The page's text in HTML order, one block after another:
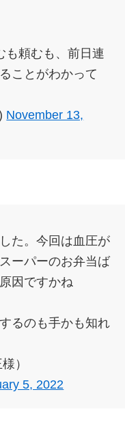
も頼むも、前日連
ことがわかって
November 13,
た。今回は血圧が
ーパーのお弁当ば
因ですかね
るのも手かも知れ
）
5, 2022